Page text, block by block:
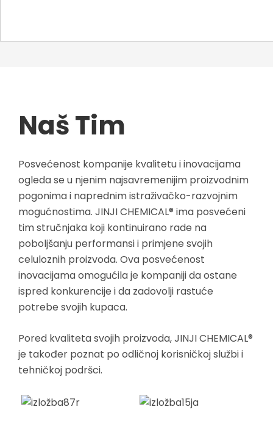
Naš Tim
Posvećenost kompanije kvalitetu i inovacijama
ogleda se u njenim najsavremenijim proizvodnim
pogonima i naprednim istraživačko-razvojnim
mogućnostima. JINJI CHEMICAL® ima posvećeni
tim stručnjaka koji kontinuirano rade na
poboljšanju performansi i primjene svojih
celuloznih proizvoda. Ova posvećenost
inovacijama omogućila je kompaniji da ostane
ispred konkurencije i da zadovolji rastuće
potrebe svojih kupaca.
Pored kvaliteta svojih proizvoda, JINJI CHEMICAL®
je također poznat po odličnoj korisničkoj službi i
tehničkoj podršci.